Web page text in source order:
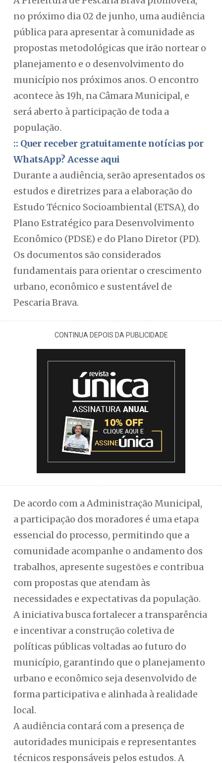
no próximo dia 02 de junho, uma audiência
pública para apresentar à comunidade as
propostas metodológicas que irão nortear o
planejamento e o desenvolvimento do
município nos próximos anos. O encontro
acontece às 19h, na Câmara Municipal, e
será aberto à participação de toda a
população.
:: Quer receber gratuitamente notícias por
WhatsApp? Acesse aqui
Durante a audiência, serão apresentados os
estudos e diretrizes para a elaboração do
Estudo Técnico Socioambiental (ETSA), do
Plano Estratégico para Desenvolvimento
Econômico (PDSE) e do Plano Diretor (PD).
Os documentos são considerados
fundamentais para orientar o crescimento
urbano, econômico e sustentável de
Pescaria Brava.
CONTINUA DEPOIS DA PUBLICIDADE
De acordo com a Administração Municipal,
a participação dos moradores é uma etapa
essencial do processo, permitindo que a
comunidade acompanhe o andamento dos
trabalhos, apresente sugestões e contribua
com propostas que atendam às
necessidades e expectativas da população.
A iniciativa busca fortalecer a transparência
e incentivar a construção coletiva de
políticas públicas voltadas ao futuro do
município, garantindo que o planejamento
urbano e econômico seja desenvolvido de
forma participativa e alinhada à realidade
local.
A audiência contará com a presença de
autoridades municipais e representantes
técnicos responsáveis pelos estudos. A